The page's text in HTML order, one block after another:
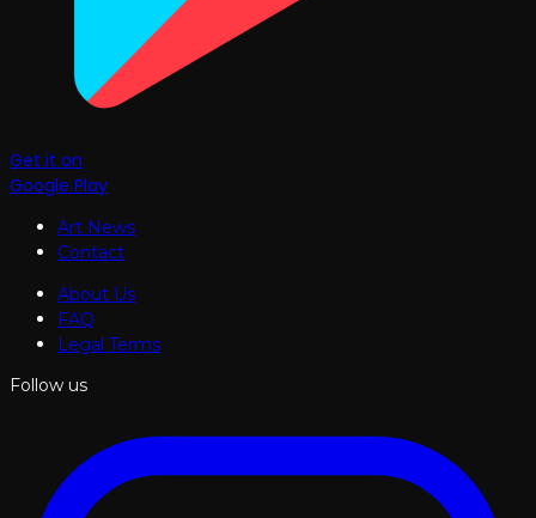
Get it on
Google Play
Art News
Contact
About Us
FAQ
Legal Terms
Follow us